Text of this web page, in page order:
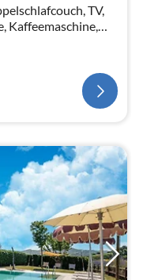
TV,
Kaffeemaschine,